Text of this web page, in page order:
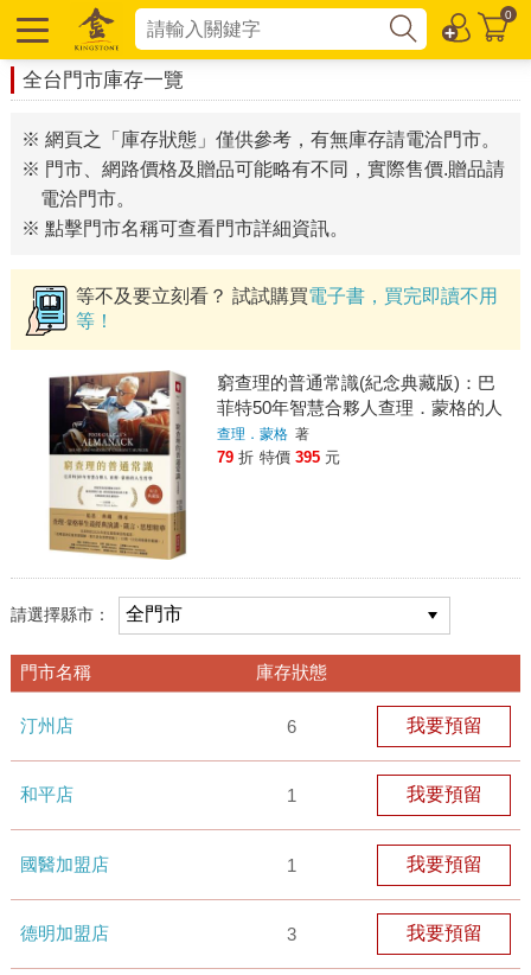
0
全台門市庫存一覽
※ 網頁之「庫存狀態」僅供參考，有無庫存請電洽門市。
※ 門市、網路價格及贈品可能略有不同，實際售價.贈品請
電洽門市。
※ 點擊門市名稱可查看門市詳細資訊。
等不及要立刻看？ 試試購買電子書，買完即讀不用
等！
窮查理的普通常識(紀念典藏版)：巴
菲特50年智慧合夥人查理．蒙格的人
生哲學
查理．蒙格 著
79 折 特價 395 元
請選擇縣市：
門市名稱 庫存狀態
汀州店 6 我要預留
和平店 1 我要預留
國醫加盟店 1 我要預留
德明加盟店 3 我要預留